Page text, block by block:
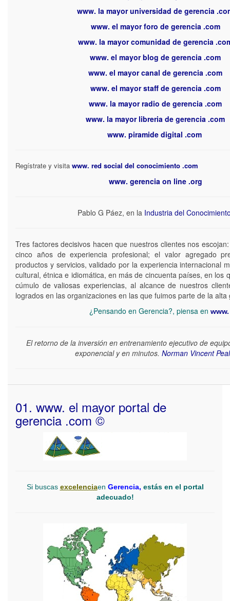
www. la mayor universidad de gerencia
www. el mayor foro de gerencia .com
www. la mayor comunidad de gerencia
www. el mayor blog de gerencia .com
www. el mayor canal de gerencia .com
www. el mayor staff de gerencia .com
www. la mayor radio de gerencia .com
www. la mayor libreria de gerencia .com
www. piramide digital .com
Regístrate y visita www. red social del conocimiento .com
www. gerencia on line .org
Pablo G Páez, en la Industria del
Tres factores decisivos hacen que nuestros clientes nos
cinco años de experiencia profesional; el valor agregado
productos y servicios, validado por la experiencia internacional
cultural, étnica e idiomática, en más de cincuenta países, en los
cúmulo de valiosas experiencias, al alcance de nuestros
logrados en las organizaciones en las que fuimos parte de la alta
¿Pensando en Gerencia?, piensa en
El retorno de la inversión en entrenamiento ejecutivo de
exponencial y en minutos. Norman Vincent
01. www. el mayor portal de
gerencia .com ©
Si buscas excelenciaen Gerencia, estás en el portal
adecuado!